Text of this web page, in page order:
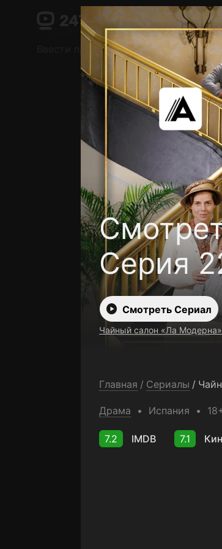
Серия
Смотреть Сериал
Чайный салон «Ла
Главная / Сериалы /
Драма Испания
7.2 IMDB 7.1
Поддержка:support@24h.tv
О сервисе
Пользовательское
Ввести промокод
Установить на